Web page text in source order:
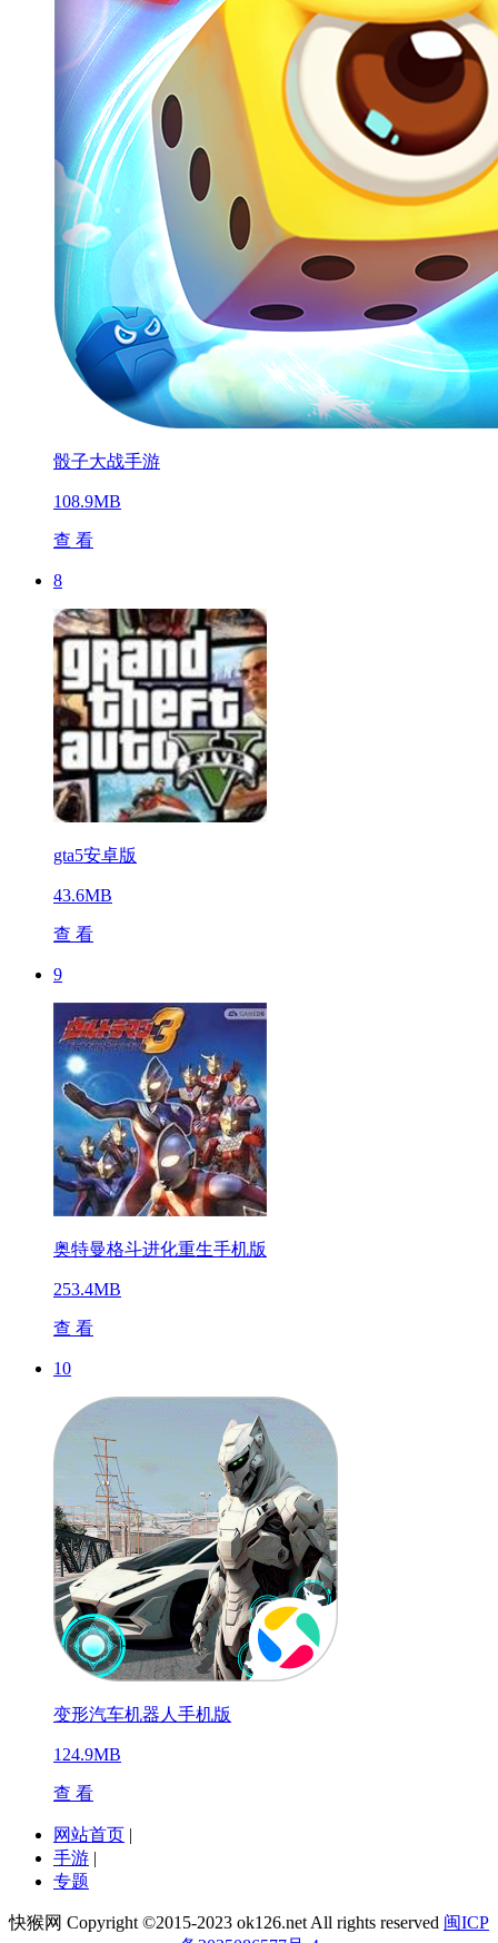
骰子大战手游
108.9MB
查 看
8
gta5安卓版
43.6MB
查 看
9
奥特曼格斗进化重生手机版
253.4MB
查 看
10
变形汽车机器人手机版
124.9MB
查 看
网站首页 |
手游 |
专题
快猴网 Copyright ©2015-2023 ok126.net All rights reserved 闽ICP